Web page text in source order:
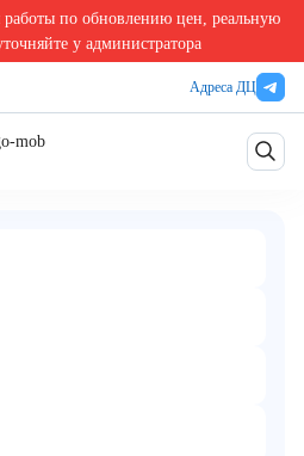
по обновлению цен, реальную
у администратора
Адреса ДЦ
исследование локтевых суставов
локтевых